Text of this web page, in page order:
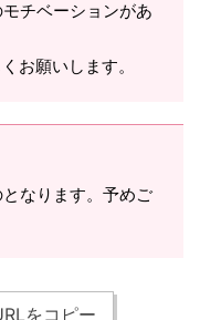
チベーションがあ
お願いします。
なります。予めご
をコピー